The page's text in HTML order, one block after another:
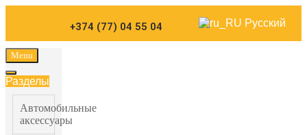
+374 (77) 04 55 04 Русский
Menu
Разделы
Автомобильные
аксессуары